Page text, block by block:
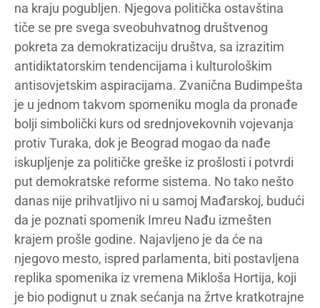
na kraju pogubljen. Njegova politička ostavština
tiče se pre svega sveobuhvatnog društvenog
pokreta za demokratizaciju društva, sa izrazitim
antidiktatorskim tendencijama i kulturološkim
antisovjetskim aspiracijama. Zvanična Budimpešta
je u jednom takvom spomeniku mogla da pronađe
bolji simbolički kurs od srednjovekovnih vojevanja
protiv Turaka, dok je Beograd mogao da nađe
iskupljenje za političke greške iz prošlosti i potvrdi
put demokratske reforme sistema. No tako nešto
danas nije prihvatljivo ni u samoj Mađarskoj, budući
da je poznati spomenik Imreu Nađu izmešten
krajem prošle godine. Najavljeno je da će na
njegovo mesto, ispred parlamenta, biti postavljena
replika spomenika iz vremena Mikloša Hortija, koji
je bio podignut u znak sećanja na žrtve kratkotrajne